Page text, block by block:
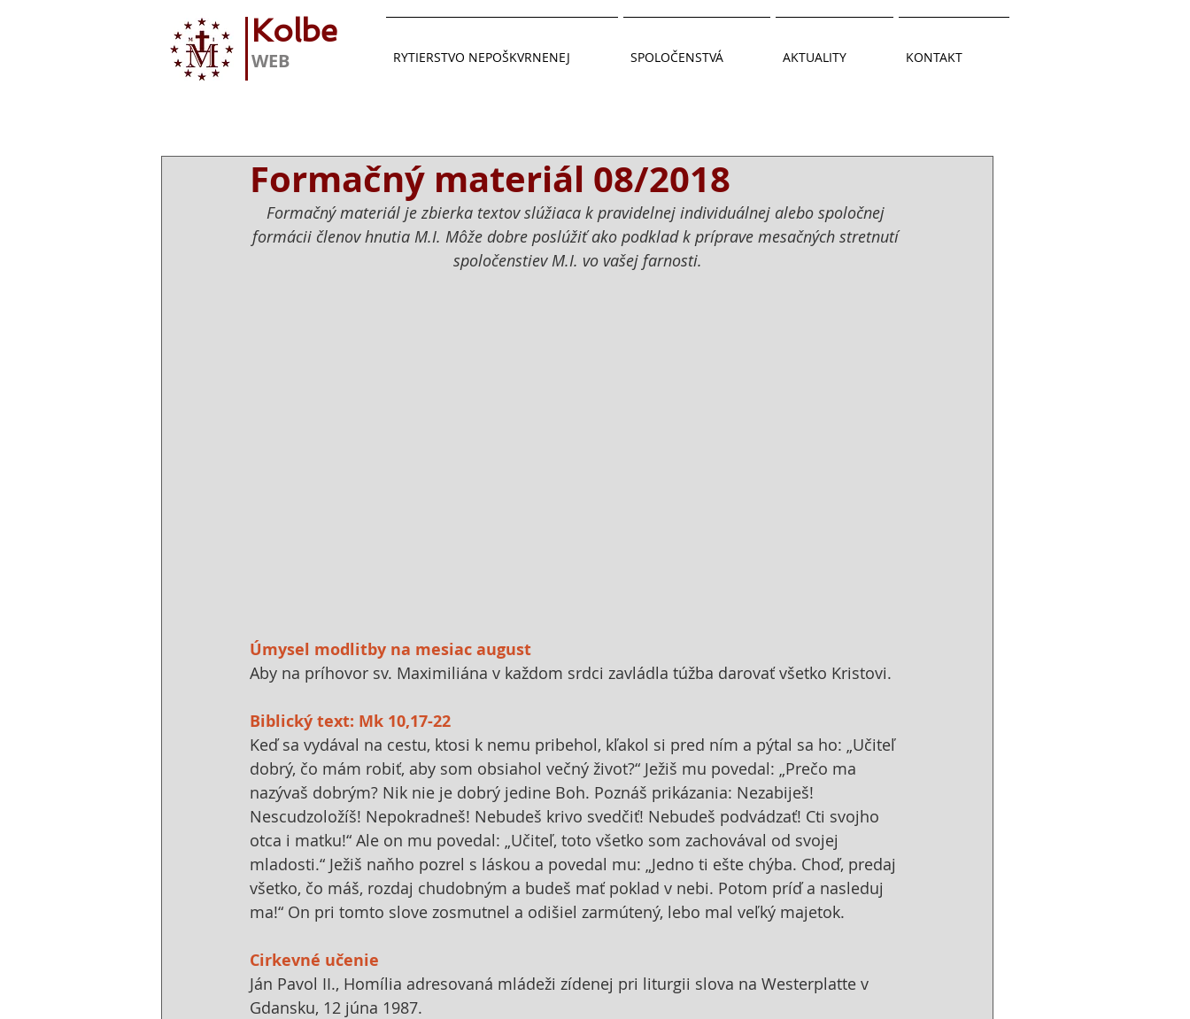
Kolbe
WEB RYTIERSTVO NEPOŠKVRNENEJ SPOLOČENSTVÁ AKTUALITY KONTAKT
Formačný materiál 08/2018
Formačný materiál je zbierka textov slúžiaca k pravidelnej individuálnej alebo spoločnej
formácii členov hnutia M.I. Môže dobre poslúžiť ako podklad k príprave mesačných stretnutí
spoločenstiev M.I. vo vašej farnosti.
Úmysel modlitby na mesiac august
Aby na príhovor sv. Maximiliána v každom srdci zavládla túžba darovať všetko Kristovi.
Biblický text: Mk 10,17-22
Keď sa vydával na cestu, ktosi k nemu pribehol, kľakol si pred ním a pýtal sa ho: „Učiteľ
dobrý, čo mám robiť, aby som obsiahol večný život?“ Ježiš mu povedal: „Prečo ma
nazývaš dobrým? Nik nie je dobrý jedine Boh. Poznáš prikázania: Nezabiješ!
Nescudzoložíš! Nepokradneš! Nebudeš krivo svedčiť! Nebudeš podvádzať! Cti svojho
otca i matku!“ Ale on mu povedal: „Učiteľ, toto všetko som zachovával od svojej
mladosti.“ Ježiš naňho pozrel s láskou a povedal mu: „Jedno ti ešte chýba. Choď, predaj
všetko, čo máš, rozdaj chudobným a budeš mať poklad v nebi. Potom príď a nasleduj
ma!“ On pri tomto slove zosmutnel a odišiel zarmútený, lebo mal veľký majetok.
Cirkevné učenie
Ján Pavol II., Homília adresovaná mládeži zídenej pri liturgii slova na Westerplatte v
Gdansku, 12 júna 1987.